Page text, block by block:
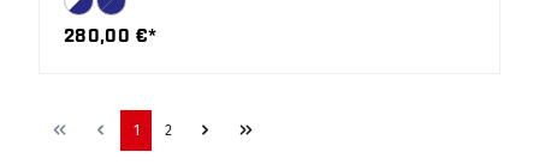
280,00 €*
1 2